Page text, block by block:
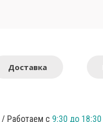
Доставка
/ Работаем с 9:30 до 18:30